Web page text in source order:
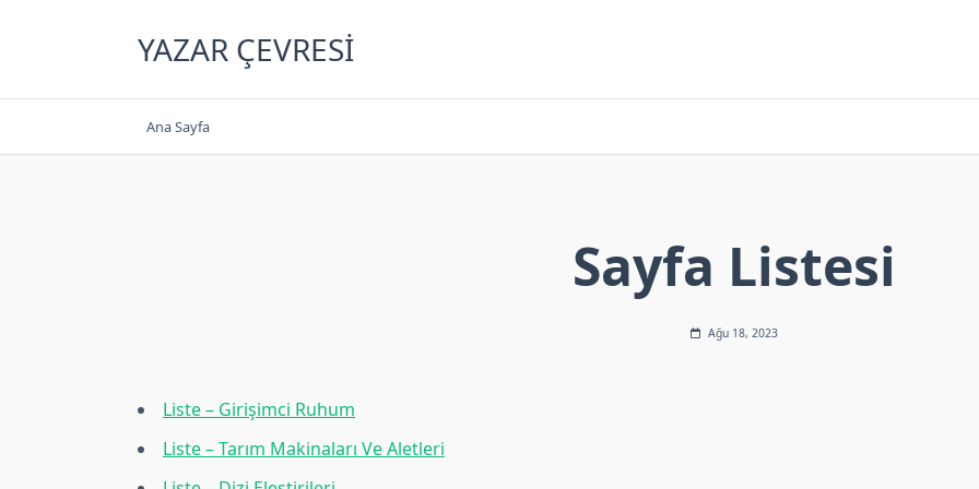
YAZAR ÇEVRESI
Ana Sayfa
Sayfa Listesi
Ağu 18, 2023
Liste – Girişimci Ruhum
Liste – Tarım Makinaları Ve Aletleri